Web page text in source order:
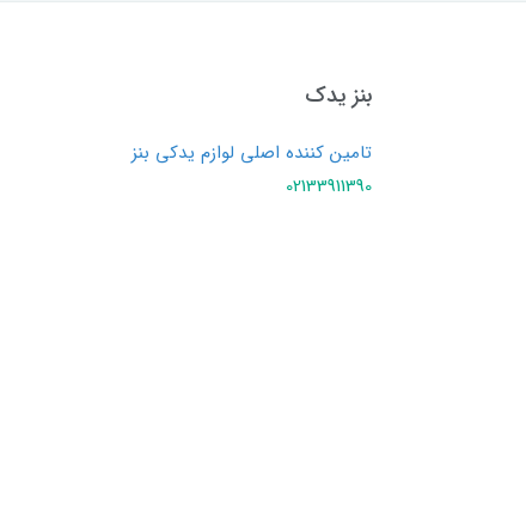
بنز یدک
تامین کننده اصلی لوازم یدکی بنز
02133911390